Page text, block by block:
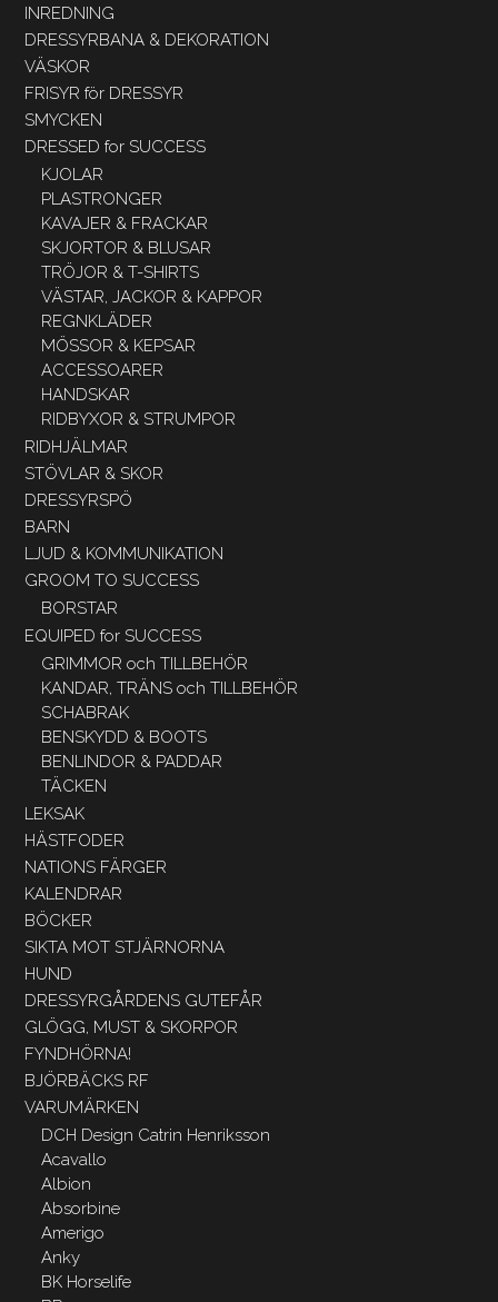
INREDNING
DRESSYRBANA & DEKORATION
VÄSKOR
FRISYR för DRESSYR
SMYCKEN
DRESSED for SUCCESS
KJOLAR
PLASTRONGER
KAVAJER & FRACKAR
SKJORTOR & BLUSAR
TRÖJOR & T-SHIRTS
VÄSTAR, JACKOR & KAPPOR
REGNKLÄDER
MÖSSOR & KEPSAR
ACCESSOARER
HANDSKAR
RIDBYXOR & STRUMPOR
RIDHJÄLMAR
STÖVLAR & SKOR
DRESSYRSPÖ
BARN
LJUD & KOMMUNIKATION
GROOM TO SUCCESS
BORSTAR
EQUIPED for SUCCESS
GRIMMOR och TILLBEHÖR
KANDAR, TRÄNS och TILLBEHÖR
SCHABRAK
BENSKYDD & BOOTS
BENLINDOR & PADDAR
TÄCKEN
LEKSAK
HÄSTFODER
NATIONS FÄRGER
KALENDRAR
BÖCKER
SIKTA MOT STJÄRNORNA
HUND
DRESSYRGÅRDENS GUTEFÅR
GLÖGG, MUST & SKORPOR
FYNDHÖRNA!
BJÖRBÄCKS RF
VARUMÄRKEN
DCH Design Catrin Henriksson
Acavallo
Albion
Absorbine
Amerigo
Anky
BK Horselife